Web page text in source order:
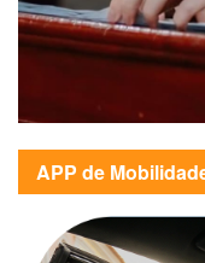
APP de